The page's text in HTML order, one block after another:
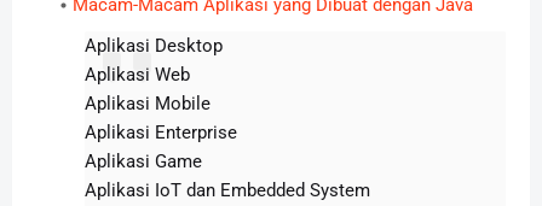
Macam-Macam Aplikasi yang Dibuat dengan Java
Aplikasi Desktop
Aplikasi Web
Aplikasi Mobile
Aplikasi Enterprise
Aplikasi Game
Aplikasi IoT dan Embedded System